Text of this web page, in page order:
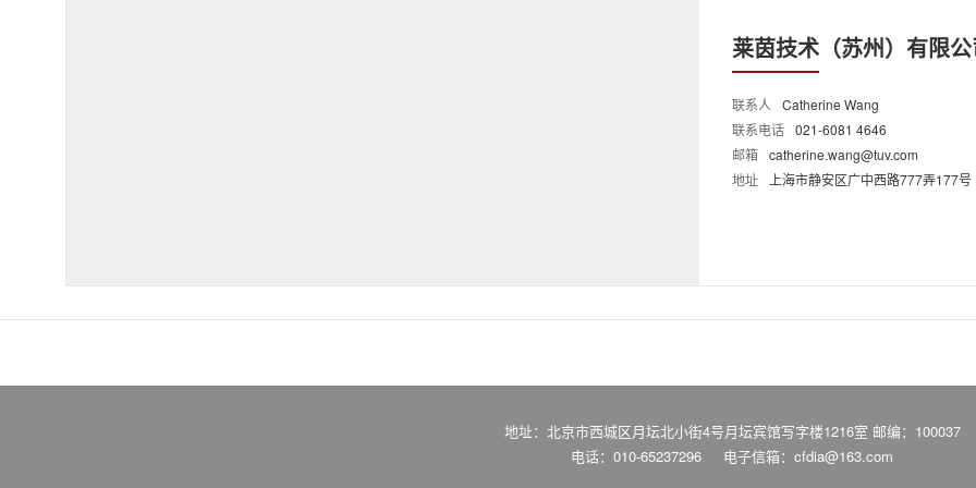
莱茵技术（苏州）有限
联系人 Catherine Wang
联系电话 021-6081 4646
邮箱 catherine.wang@tuv.com
地址 上海市静安区广中西路777弄177号
地址：北京市西城区月坛北小街4号月坛宾馆写字楼1216室 邮编：100037
电话：010-65237296
电子信箱：cfdia@163.com